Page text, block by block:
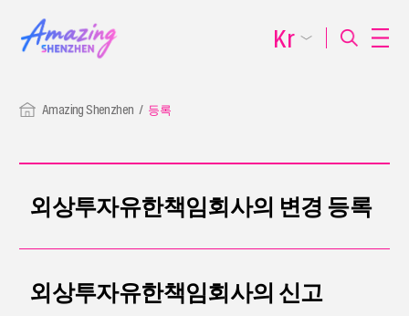
Amazing Shenzhen 등록
외상투자유한책임회사의 변경 등록
외상투자유한책임회사의 신고
Kr